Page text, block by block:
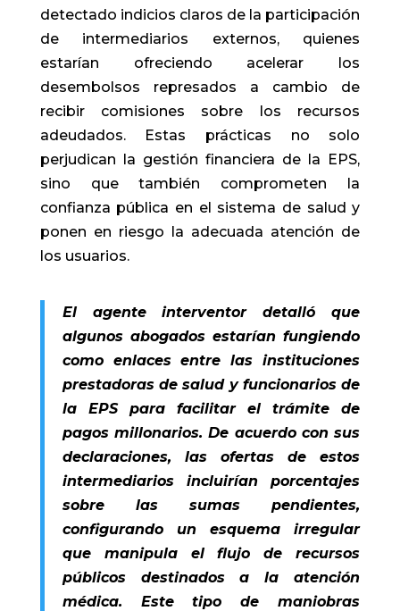
detectado indicios claros de la participación
de intermediarios externos, quienes
estarían ofreciendo acelerar los
desembolsos represados a cambio de
recibir comisiones sobre los recursos
adeudados. Estas prácticas no solo
perjudican la gestión financiera de la EPS,
sino que también comprometen la
confianza pública en el sistema de salud y
ponen en riesgo la adecuada atención de
los usuarios.
El agente interventor detalló que
algunos abogados estarían fungiendo
como enlaces entre las instituciones
prestadoras de salud y funcionarios de
la EPS para facilitar el trámite de
pagos millonarios. De acuerdo con sus
declaraciones, las ofertas de estos
intermediarios incluirían porcentajes
sobre las sumas pendientes,
configurando un esquema irregular
que manipula el flujo de recursos
públicos destinados a la atención
médica. Este tipo de maniobras